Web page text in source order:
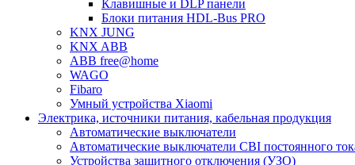
Клавишные и DLP панели
Блоки питания HDL-Bus PRO
KNX JUNG
KNX ABB
ABB free@home
WAGO
Fibaro
Умный устройства Xiaomi
Электрика, источники питания, кабельная продукция
Автоматические выключатели
Автоматические выключатели CBI постоянного
Устройства защитного отключения (УЗО)